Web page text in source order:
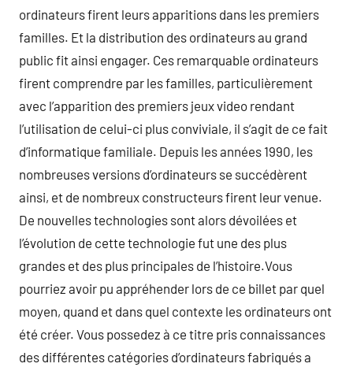
ordinateurs firent leurs apparitions dans les premiers
familles. Et la distribution des ordinateurs au grand
public fit ainsi engager. Ces remarquable ordinateurs
firent comprendre par les familles, particulièrement
avec l’apparition des premiers jeux video rendant
l’utilisation de celui-ci plus conviviale, il s’agit de ce fait
d’informatique familiale. Depuis les années 1990, les
nombreuses versions d’ordinateurs se succédèrent
ainsi, et de nombreux constructeurs firent leur venue.
De nouvelles technologies sont alors dévoilées et
l’évolution de cette technologie fut une des plus
grandes et des plus principales de l’histoire.Vous
pourriez avoir pu appréhender lors de ce billet par quel
moyen, quand et dans quel contexte les ordinateurs ont
été créer. Vous possedez à ce titre pris connaissances
des différentes catégories d’ordinateurs fabriqués a